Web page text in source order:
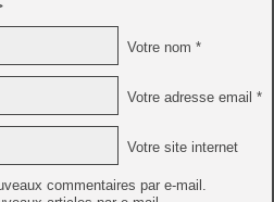
Votre nom *
Votre adresse email *
Votre site internet
commentaires par e-mail.